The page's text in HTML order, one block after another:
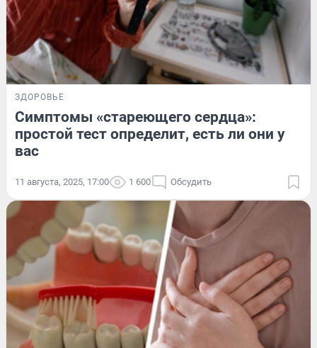
ЗДОРОВЬЕ
Симптомы «стареющего сердца»:
простой тест определит, есть ли они у
вас
11 августа, 2025, 17:00 1 600 Обсудить